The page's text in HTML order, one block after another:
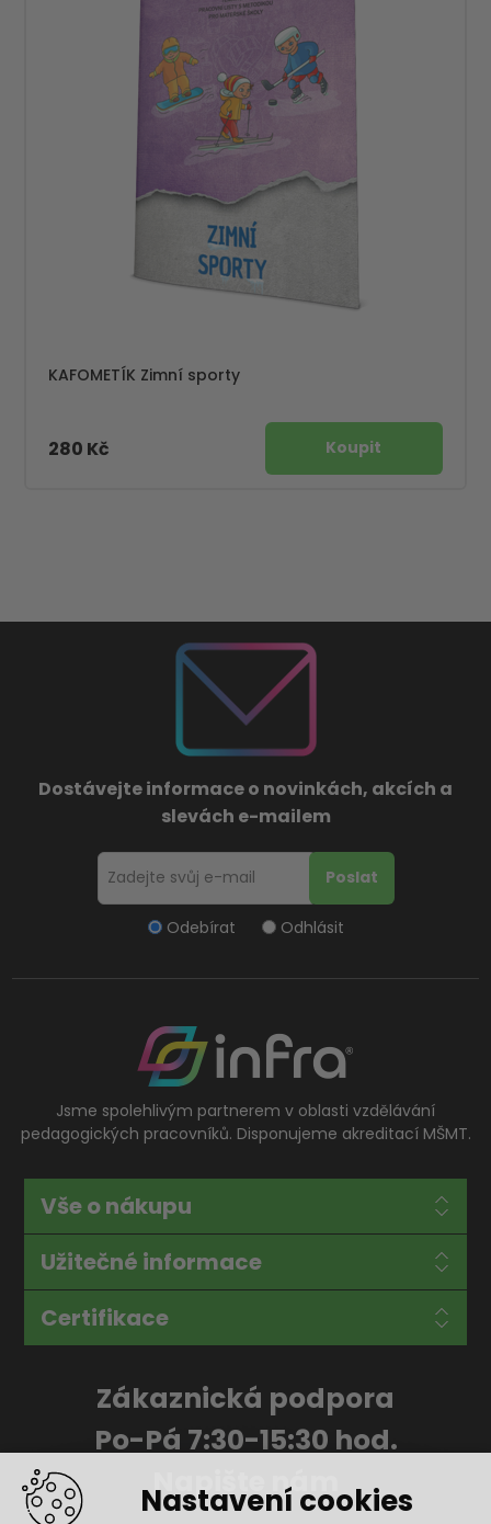
KAFOMETÍK Zimní sporty
280 Kč
Dostávejte informace o novinkách, akcích a
slevách e-mailem
Odebírat Odhlásit
Jsme spolehlivým partnerem v oblasti vzdělávání
pedagogických pracovníků. Disponujeme akreditací MŠMT.
Vše o nákupu
Užitečné informace
Certifikace
Zákaznická podpora
Po-Pá 7:30-15:30 hod.
Napište nám
Nastavení cookies